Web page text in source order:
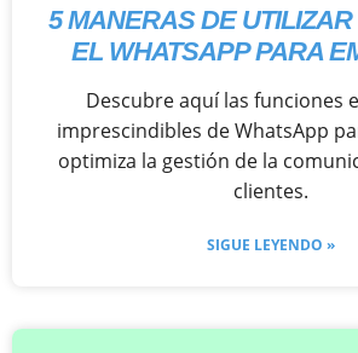
5 MANERAS DE
EL WHATSAPP PARA
Descubre aquí las funciones
imprescindibles de WhatsApp
optimiza la gestión de la
clientes.
SIGUE LEYENDO »